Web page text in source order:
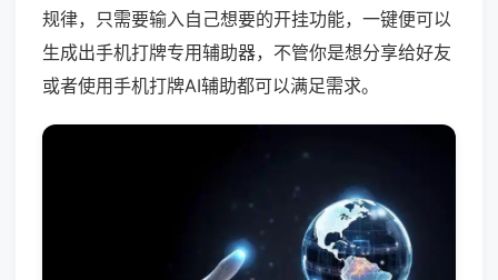
规律，只需要输入自己想要的开挂功能，一键便可以
生成出手机打牌专用辅助器，不管你是想分享给好友
或者使用手机打牌AI辅助都可以满足需求。